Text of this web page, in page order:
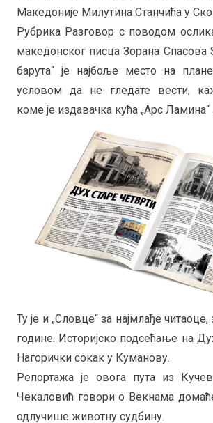
Македоније Милутина Станчића у
Рубрика Разговор с поводом
македонског писца Зорана Спасова
барута“ је најбоље место на
условом да не гледате вести,
коме је издавачка кућа „Арс
Ту је и „Словце“ за најмлађе
године. Историјско подсећање на
Нагорички сокак у Куманову.
Репортажа је овога пута из
Чекаловић говори о Векнама
одлучише животну судбину.